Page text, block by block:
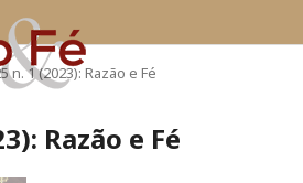
n. 1 (2023): Razão e Fé
Razão e Fé